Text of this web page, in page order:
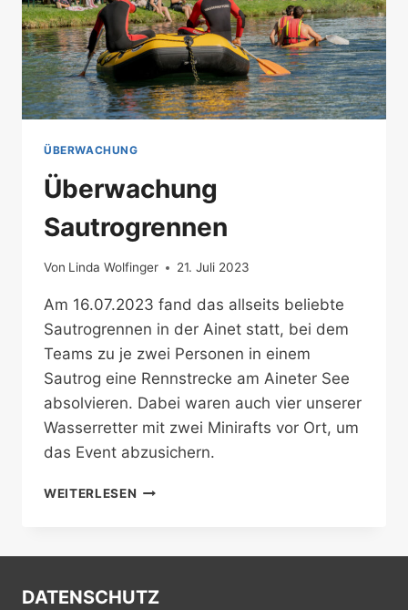
ÜBERWACHUNG
Überwachung
Sautrogrennen
Von Linda Wolfinger 21. Juli 2023
Am 16.07.2023 fand das allseits beliebte
Sautrogrennen in der Ainet statt, bei dem
Teams zu je zwei Personen in einem
Sautrog eine Rennstrecke am Aineter See
absolvieren. Dabei waren auch vier unserer
Wasserretter mit zwei Minirafts vor Ort, um
das Event abzusichern.
WEITERLESEN ÜBERWACHUNG
DATENSCHUTZ